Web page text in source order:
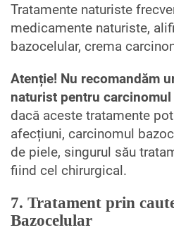
Tratamente naturiste
medicamente naturiste,
bazocelular, crema
Atenție! Nu recomandăm
naturist pentru
dacă aceste tratamente
afecțiuni, carcinomul
de piele, singurul său
fiind cel chirurgical.
7. Tratament prin
Bazocelular